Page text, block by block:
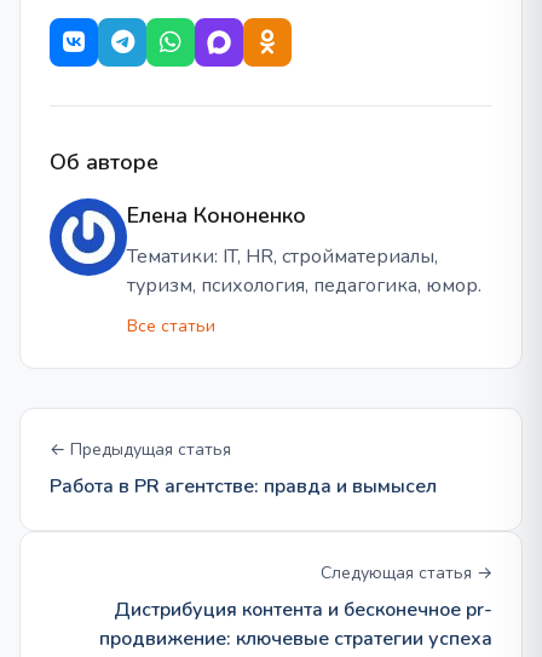
Об авторе
Елена Кононенко
Тематики: IT, HR, стройматериалы,
туризм, психология, педагогика, юмор.
Все статьи
← Предыдущая статья
Работа в PR агентстве: правда и вымысел
Следующая статья →
Дистрибуция контента и бесконечное pr-
продвижение: ключевые стратегии успеха